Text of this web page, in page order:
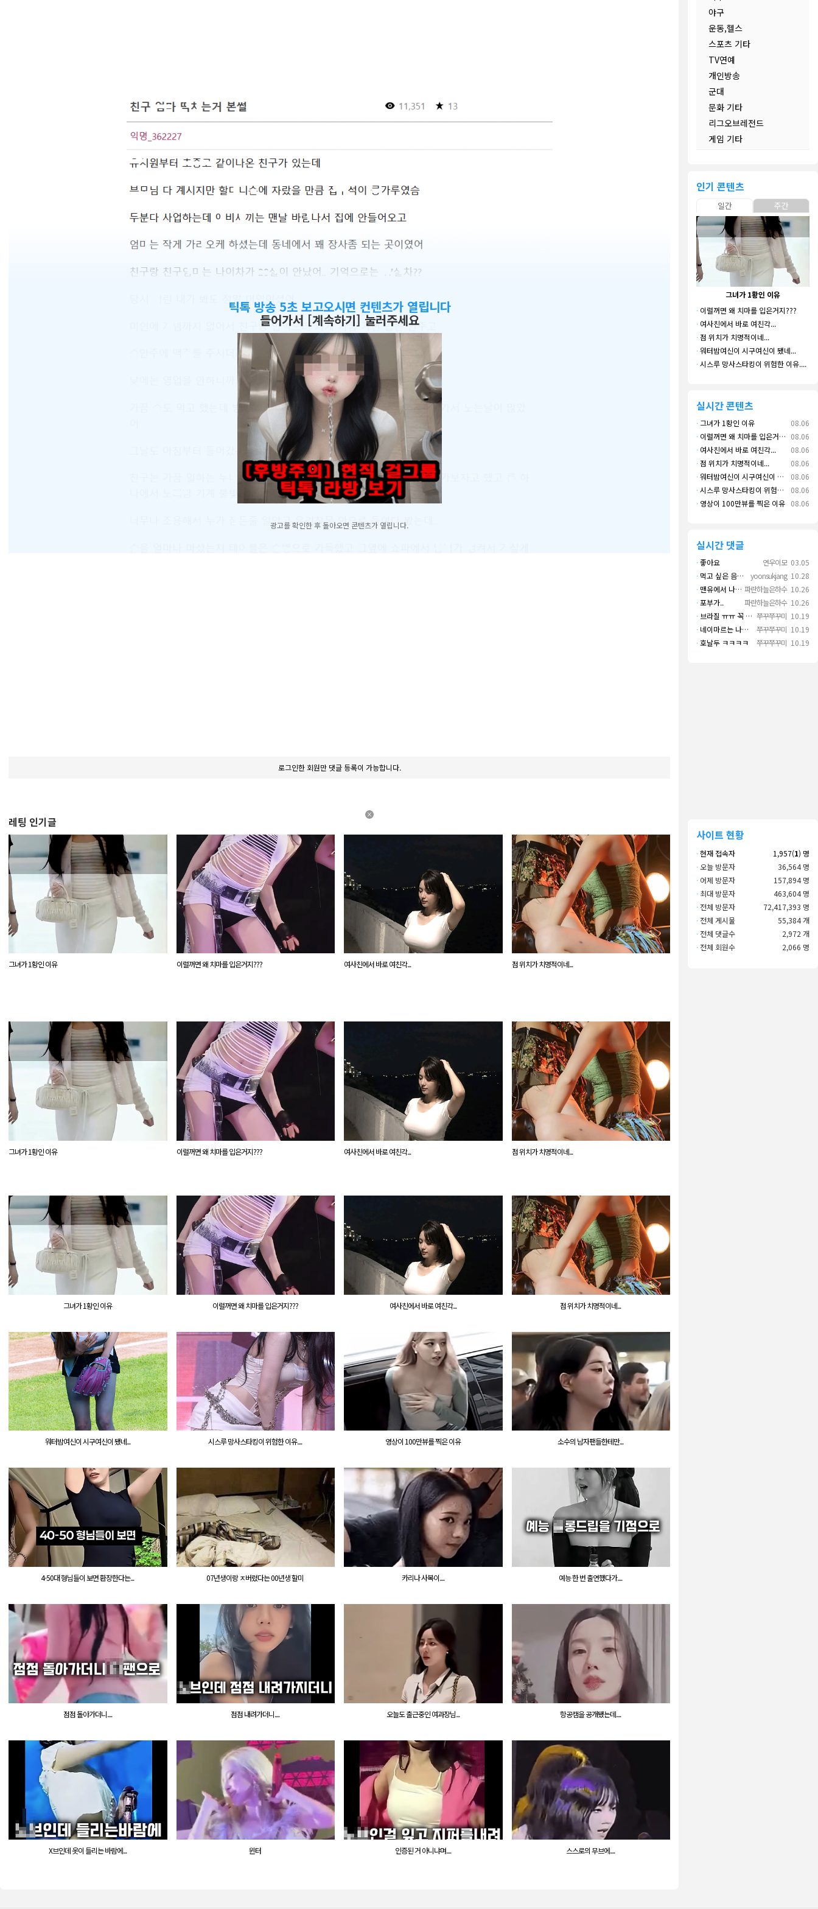
×
틱톡 방송 5초 보고오시면 컨텐츠가 열립니다
들어가서 [계속하기] 눌러주세요
광고를 확인한 후 돌아오면 콘텐츠가 열립니다.
로그인한 회원만 댓글 등록이 가능합니다.
레팅 인기글
그녀가 1황인 이유 이럴꺼면 왜 치마를 입은거지??? 여사친에서 바로 여친각... 점 위치가 치명적이네...
그녀가 1황인 이유 이럴꺼면 왜 치마를 입은거지??? 여사친에서 바로 여친각... 점 위치가 치명적이네...
그녀가 1황인 이유 이럴꺼면 왜 치마를 입은거지??? 여사친에서 바로 여친각... 점 위치가 치명적이네...
워터밤여신이 시구여신이 됐네... 시스루 망사스타킹이 위험한 이유.... 영상이 100만뷰를 찍은 이유 소수의 남자팬들한테만...
4-50대 형님들이 보면 환장한다는... 07년생이랑 ㅈ버렸다는 00년생 할미 카리나 사복이.... 예능 한 번 출연했다가....
점점 돌아가더니.... 점점 내려가더니.... 오늘도 출근중인 여과장님... 항공캠을 공개됐는데....
X브인데 옷이 들리는 바람에... 윈터 인증된 거 아니냐며.... 스스로의 무브에....
야구
운동,헬스
스포츠 기타
TV연예
개인방송
군대
문화 기타
리그오브레전드
게임 기타
인기 콘텐츠
일간 주간
그녀가 1황인 이유
· 이럴꺼면 왜 치마를 입은거지???
· 여사친에서 바로 여친각...
·점 위치가 치명적이네...
·워터밤여신이 시구여신이 됐네...
·시스루 망사스타킹이 위험한 이유....
실시간 콘텐츠
08.06
· 그녀가 1황인 이유
08.06
· 이럴꺼면 왜 치마를 입은거지???
08.06
· 여사친에서 바로 여친각...
08.06
·점 위치가 치명적이네...
08.06
·워터밤여신이 시구여신이 됐네...
08.06
·시스루 망사스타킹이 위험한 이유....
08.06
· 영상이 100만뷰를 찍은 이유
실시간 댓글
연우이모 03.05
·좋아요
yoonsukjang 10.28
· 먹고 싶은 음식 실컷 먹고 그 영상으로 떼 돈도 버네 ㄷㄷ. 하고 싶은 것만 하고 부자되네.
파란하늘은하수 10.26
· 맨유에서 나왔으면 좋겠다
파란하늘은하수 10.26
·포부가..
쭈꾸쭈꾸미 10.19
· 브라질 ㅠㅠ 꼭 나오길..
쭈꾸쭈꾸미 10.19
· 네이마르는 나가면 음바페만 좋겠네
쭈꾸쭈꾸미 10.19
·호날두 ㅋㅋㅋㅋ
사이트 현황
·현재 접속자 1,957(1) 명
·오늘 방문자
36,564 명
· 어제 방문자
157,894 명
· 최대 방문자
463,604 명
· 전체 방문자
72,417,393 명
· 전체 게시물
55,384 개
· 전체 댓글수
2,972 개
· 전체 회원수 2,066 명